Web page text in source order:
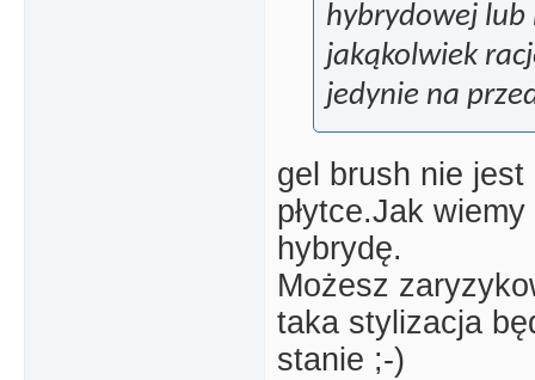
hybrydowej
jakąkolwiek
jedynie na
gel brush nie
płytce.Jak
hybrydę.
Możesz
taka stylizacja
stanie ;-)